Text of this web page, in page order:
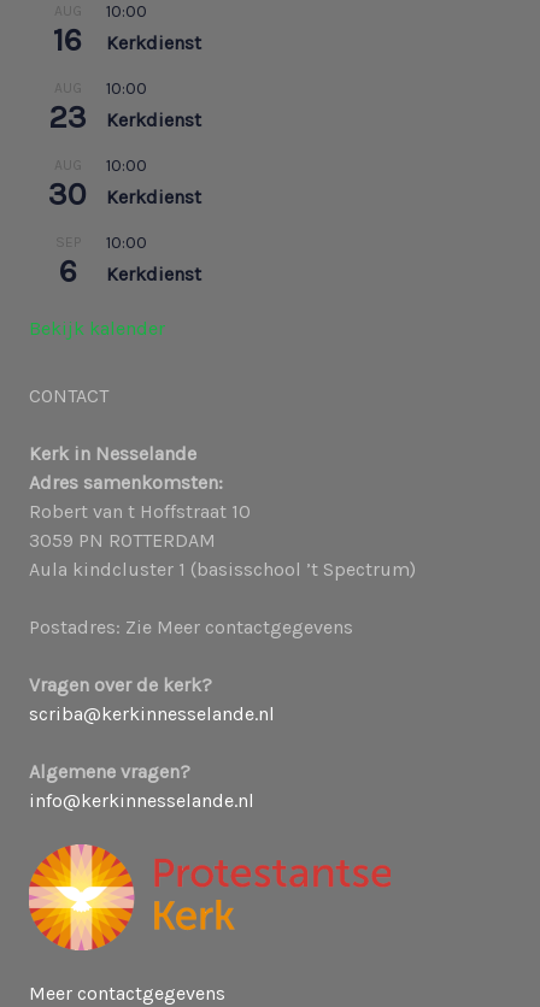
AUG
16
10:00
Kerkdienst
AUG
23
10:00
Kerkdienst
AUG
30
10:00
Kerkdienst
6
10:00
Kerkdienst
Bekijk kalender
CONTACT
Kerk in Nesselande
Adres samenkomsten:
Robert van t Hoffstraat 10
3059 PN ROTTERDAM
Aula kindcluster 1 (basisschool ’t Spectrum)
Postadres: Zie Meer contactgegevens
Vragen over de kerk?
scriba@kerkinnesselande.nl
Algemene vragen?
info@kerkinnesselande.nl
Meer contactgegevens